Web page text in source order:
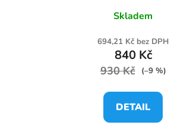
Skladem
694,21 Kč bez DPH
840 Kč
930 Kč (–9 %)
DETAIL